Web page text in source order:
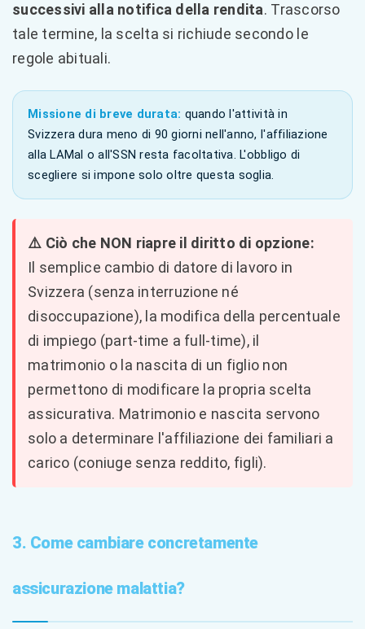
successivi alla notifica della rendita. Trascorso
tale termine, la scelta si richiude secondo le
regole abituali.
Missione di breve durata: quando l'attività in
Svizzera dura meno di 90 giorni nell'anno, l'affiliazione
alla LAMal o all'SSN resta facoltativa. L'obbligo di
scegliere si impone solo oltre questa soglia.
⚠️ Ciò che NON riapre il diritto di opzione:
Il semplice cambio di datore di lavoro in
Svizzera (senza interruzione né
disoccupazione), la modifica della percentuale
di impiego (part-time a full-time), il
matrimonio o la nascita di un figlio non
permettono di modificare la propria scelta
assicurativa. Matrimonio e nascita servono
solo a determinare l'affiliazione dei familiari a
carico (coniuge senza reddito, figli).
3. Come cambiare concretamente
assicurazione malattia?